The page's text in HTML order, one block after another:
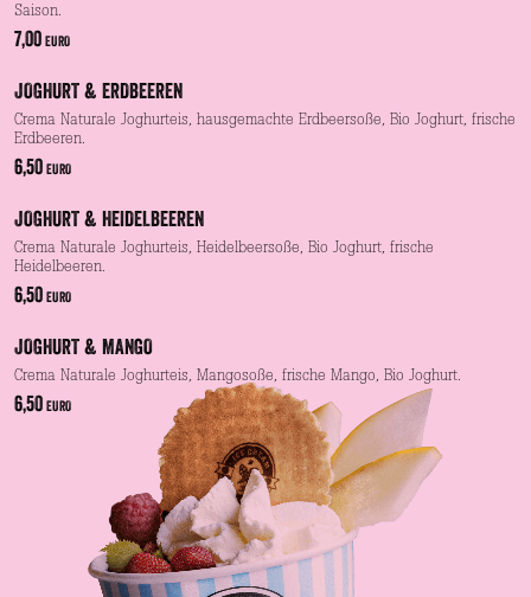
Saison.
7,00 EURO
JOGHURT & ERDBEEREN
Crema Naturale Joghurteis, hausgemachte Erdbeersoße, Bio Joghurt, frische
Erdbeeren.
6,50 EURO
JOGHURT & HEIDELBEEREN
Crema Naturale Joghurteis, Heidelbeersoße, Bio Joghurt, frische
Heidelbeeren.
6,50 EURO
JOGHURT & MANGO
Crema Naturale Joghurteis, Mangosoße, frische Mango, Bio Joghurt.
6,50 EURO